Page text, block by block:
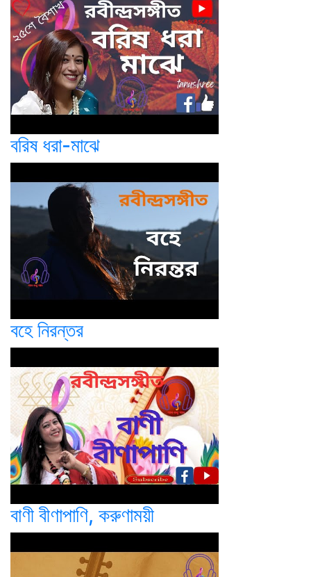
বরিষ ধরা-মাঝে
বহে নিরন্তর
বাণী বীণাপাণি, করুণাময়ী